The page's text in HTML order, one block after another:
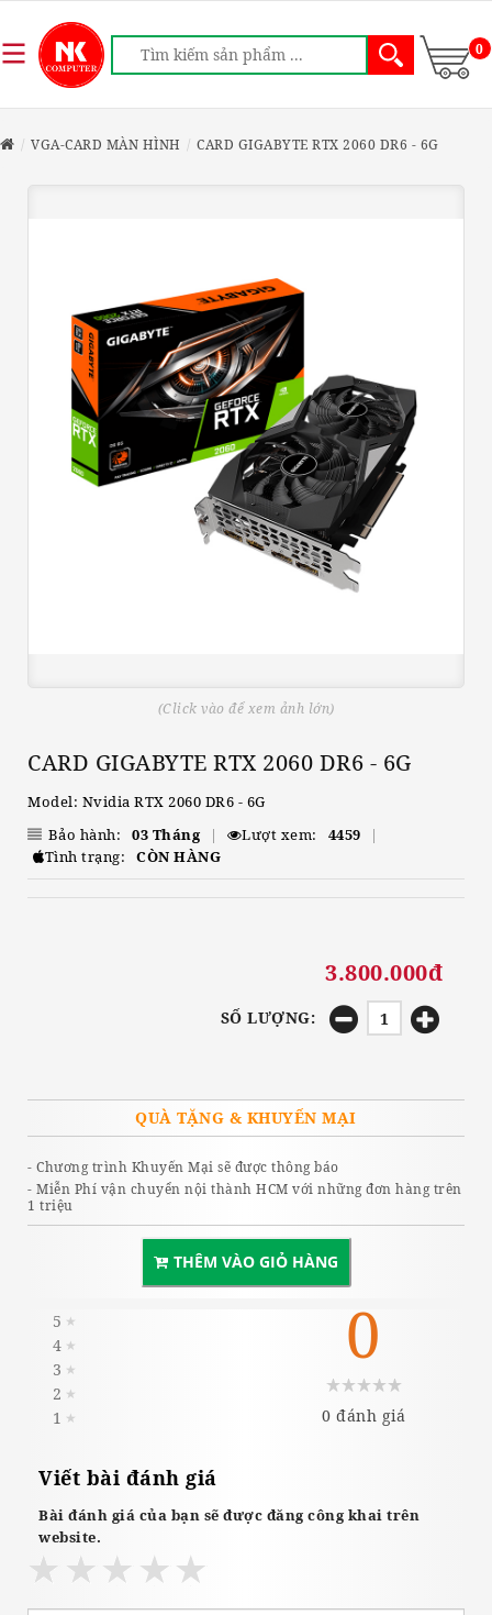
0
VGA-CARD MÀN HÌNH CARD GIGABYTE RTX 2060 DR6 - 6G
(Click vào để xem ảnh lớn)
CARD GIGABYTE RTX 2060 DR6 - 6G
Model: Nvidia RTX 2060 DR6 - 6G
Bảo hành:
03 Tháng | Lượt xem: 4459
|
Tình trạng:
CÒN HÀNG
3.800.000đ
SỐ LƯỢNG:
QUÀ TẶNG & KHUYẾN MẠI
- Chương trình Khuyến Mại sẽ được thông báo
- Miễn Phí vận chuyển nội thành HCM với những đơn hàng trên
1 triệu
THÊM VÀO GIỎ HÀNG
5 ★
4 ★
3 ★
2 ★
1 ★
0
0 đánh giá
Viết bài đánh giá
Bài đánh giá của bạn sẽ được đăng công khai trên
website.